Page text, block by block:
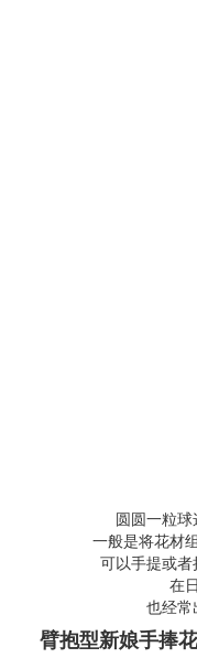
圆圆一粒
一般是将花材
可以手提或者
在
也经
臂抱型新娘手捧